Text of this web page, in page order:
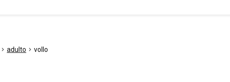
adulto vollo